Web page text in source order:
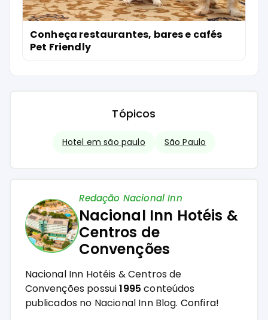
Conheça restaurantes, bares e cafés
Pet Friendly
Tópicos
Hotel em são paulo São Paulo
Redação Nacional Inn
Nacional Inn Hotéis &
Centros de
Convenções
Nacional Inn Hotéis & Centros de
Convenções possui1995 conteúdos
publicados no Nacional Inn Blog. Confira!